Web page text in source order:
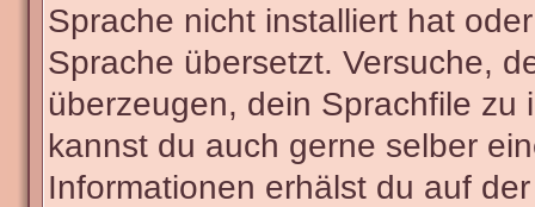
Sprache nicht installiert hat
Sprache übersetzt. Versuche,
überzeugen, dein Sprachfile zu
kannst du auch gerne selber
Informationen erhälst du auf